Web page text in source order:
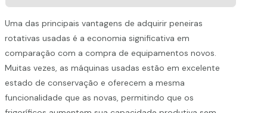
Uma das principais vantagens de adquirir peneiras
rotativas usadas é a economia significativa em
comparação com a compra de equipamentos novos.
Muitas vezes, as máquinas usadas estão em excelente
estado de conservação e oferecem a mesma
funcionalidade que as novas, permitindo que os